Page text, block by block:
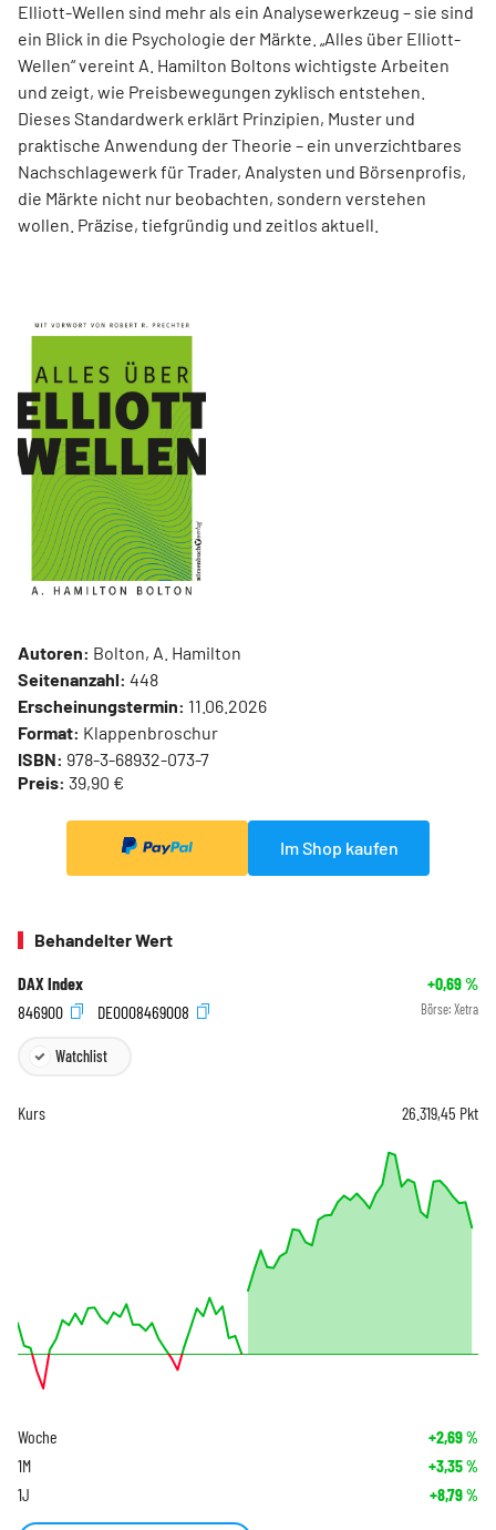
Elliott-Wellen sind mehr als ein Analysewerkzeug – sie sind
ein Blick in die Psychologie der Märkte. „Alles über Elliott-
Wellen“ vereint A. Hamilton Boltons wichtigste Arbeiten
und zeigt, wie Preisbewegungen zyklisch entstehen.
Dieses Standardwerk erklärt Prinzipien, Muster und
praktische Anwendung der Theorie – ein unverzichtbares
Nachschlagewerk für Trader, Analysten und Börsenprofis,
die Märkte nicht nur beobachten, sondern verstehen
wollen. Präzise, tiefgründig und zeitlos aktuell.
Autoren: Bolton, A. Hamilton
Seitenanzahl: 448
Erscheinungstermin: 11.06.2026
Format: Klappenbroschur
ISBN: 978-3-68932-073-7
Preis: 39,90 €
Im Shop kaufen
Behandelter Wert
DAX Index +0,69%
846900
DE0008469008 Börse: Xetra
Watchlist
Kurs 26.319,45 Pkt
Woche +2,69%
1M +3,35%
1J +8,79%